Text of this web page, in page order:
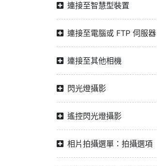
連接至智慧型裝置
連接至電腦或 FTP 伺服器
連接至其他相機
閃光燈攝影
遙控閃光燈攝影
相片拍攝選單：拍攝選項